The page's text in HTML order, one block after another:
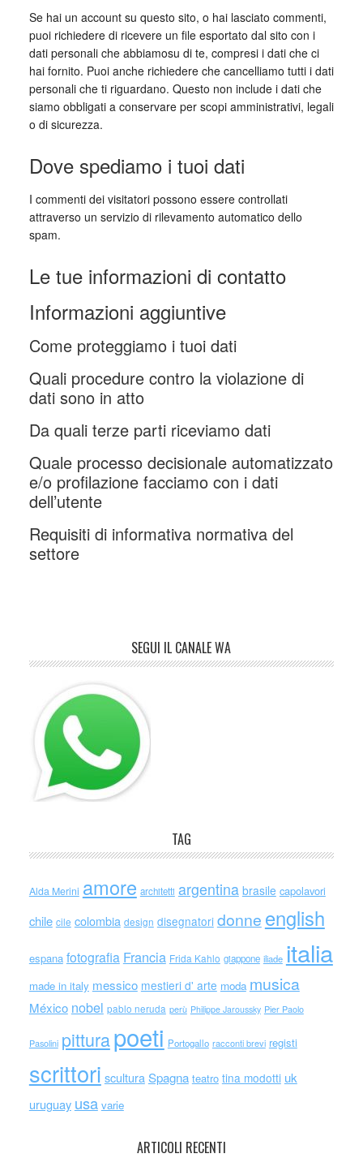
Se hai un account su questo sito, o hai lasciato commenti,
puoi richiedere di ricevere un file esportato dal sito con i
dati personali che abbiamosu di te, compresi i dati che ci
hai fornito. Puoi anche richiedere che cancelliamo tutti i dati
personali che ti riguardano. Questo non include i dati che
siamo obbligati a conservare per scopi amministrativi, legali
o di sicurezza.
Dove spediamo i tuoi dati
I commenti dei visitatori possono essere controllati
attraverso un servizio di rilevamento automatico dello
spam.
Le tue informazioni di contatto
Informazioni aggiuntive
Come proteggiamo i tuoi dati
Quali procedure contro la violazione di
dati sono in atto
Da quali terze parti riceviamo dati
Quale processo decisionale automatizzato
e/o profilazione facciamo con i dati
dell’utente
Requisiti di informativa normativa del
settore
SEGUI IL CANALE WA
TAG
Alda Merini amore architetti argentina brasile capolavori
chile cile colombia design disegnatori donne english
espana fotografia Francia Frida Kahlo giappone iliade italia
made in italy messico mestieri d' arte moda musica
México nobel pablo neruda perù Philippe Jaroussky Pier Paolo
Pasolini pitturapoeti Portogallo racconti brevi registi
scrittori scultura Spagna teatro tina modotti uk
uruguay usa varie
ARTICOLI RECENTI